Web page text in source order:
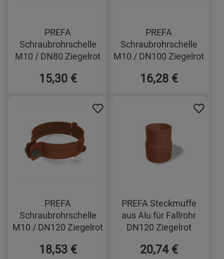
PREFA
Schraubrohrschelle
M10 / DN80 Ziegelrot
15,30 €
PREFA
Schraubrohrschelle
M10 / DN100 Ziegelrot
16,28 €
PREFA
Schraubrohrschelle
M10 / DN120 Ziegelrot
18,53 €
PREFA Steckmuffe
aus Alu für Fallrohr
DN120 Ziegelrot
20,74 €